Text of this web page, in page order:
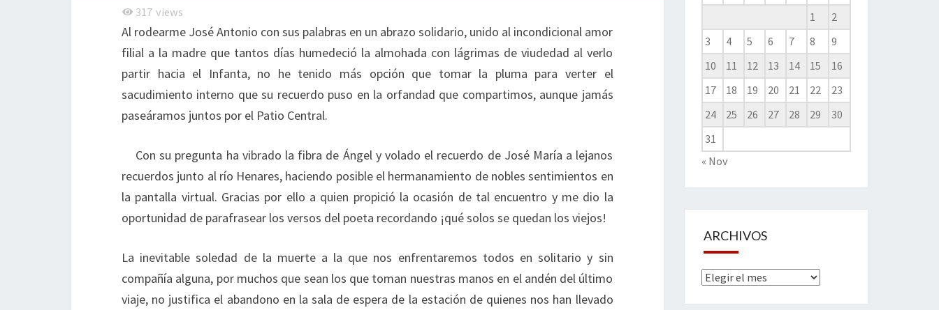
317 views
Al rodearme José Antonio con sus palabras en un abrazo solidario, unido al incondicional amor
filial a la madre que tantos días humedeció la almohada con lágrimas de viudedad al verlo
partir hacia el Infanta, no he tenido más opción que tomar la pluma para verter el
sacudimiento interno que su recuerdo puso en la orfandad que compartimos, aunque jamás
paseáramos juntos por el Patio Central.
Con su pregunta ha vibrado la fibra de Ángel y volado el recuerdo de José María a lejanos
recuerdos junto al río Henares, haciendo posible el hermanamiento de nobles sentimientos en
la pantalla virtual. Gracias por ello a quien propició la ocasión de tal encuentro y me dio la
oportunidad de parafrasear los versos del poeta recordando ¡qué solos se quedan los viejos!
La inevitable soledad de la muerte a la que nos enfrentaremos todos en solitario y sin
compañía alguna, por muchos que sean los que toman nuestras manos en el andén del último
viaje, no justifica el abandono en la sala de espera de la estación de quienes nos han llevado
1
2
3
4 5 6 7 8
9
10
11 12 13 14 15
16
17
18 19 20 21 22
23
24
25 26 27 28 29
30
31
« Nov
ARCHIVOS
Archivos